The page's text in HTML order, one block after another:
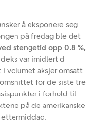
å eksponere seg
på fredag ble det
stengetid opp 0.8 %,
var imidlertid
volumet aksjer omsatt
for de siste tre
i forhold til
på de amerikanske